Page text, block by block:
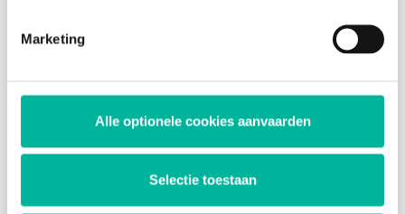
Marketing
Alle optionele cookies aanvaarden
Selectie toestaan
Attest downloaden
Taken
Voorkeuren en beschikbaarheden instellen
Vacante taken raadplegen